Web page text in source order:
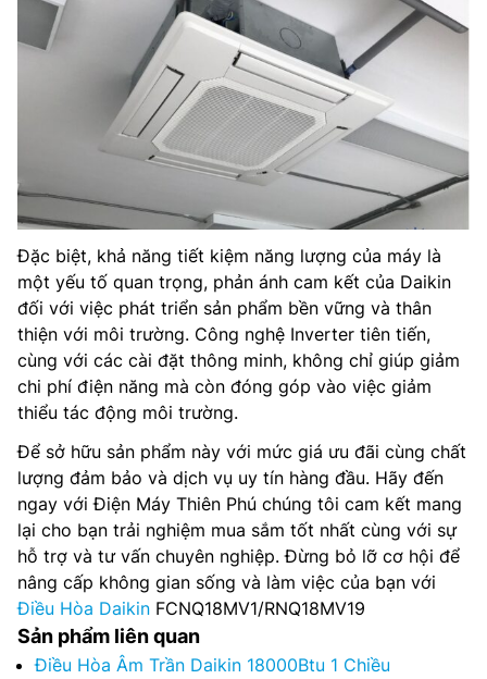
Đặc biệt, khả năng tiết kiệm năng lượng của máy là
một yếu tố quan trọng, phản ánh cam kết của Daikin
đối với việc phát triển sản phẩm bền vững và thân
thiện với môi trường. Công nghệ Inverter tiên tiến,
cùng với các cài đặt thông minh, không chỉ giúp giảm
chi phí điện năng mà còn đóng góp vào việc giảm
thiểu tác động môi trường.
Để sở hữu sản phẩm này với mức giá ưu đãi cùng chất
lượng đảm bảo và dịch vụ uy tín hàng đầu. Hãy đến
ngay với Điện Máy Thiên Phú chúng tôi cam kết mang
lại cho bạn trải nghiệm mua sắm tốt nhất cùng với sự
hỗ trợ và tư vấn chuyên nghiệp. Đừng bỏ lỡ cơ hội để
nâng cấp không gian sống và làm việc của bạn với
Điều Hòa Daikin FCNQ18MV1/RNQ18MV19
Sản phẩm liên quan
Điều Hòa Âm Trần Daikin 18000Btu 1 Chiều